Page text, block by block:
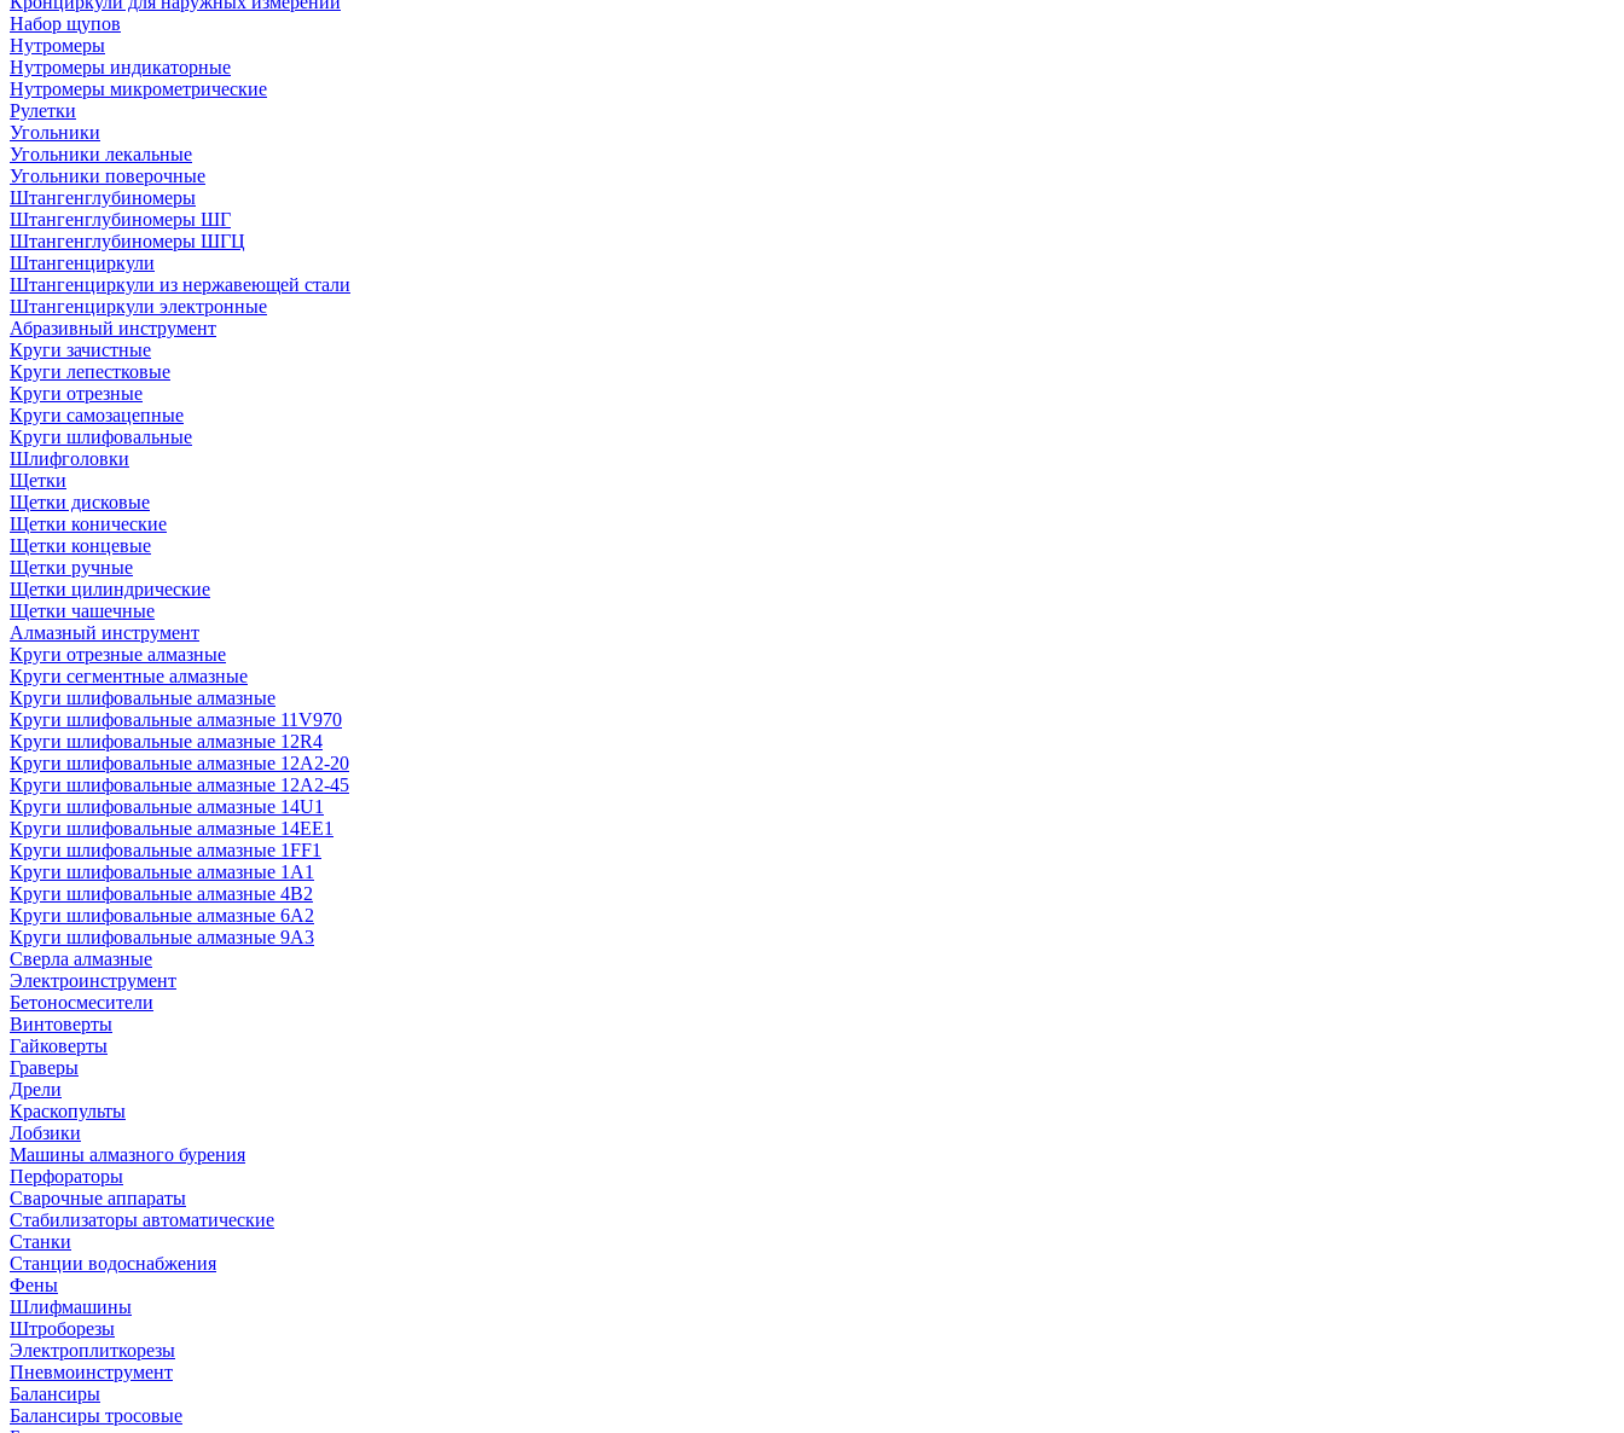
Набор щупов
Нутромеры
Нутромеры индикаторные
Нутромеры микрометрические
Рулетки
Угольники
Угольники лекальные
Угольники поверочные
Штангенглубиномеры
Штангенглубиномеры ШГ
Штангенглубиномеры ШГЦ
Штангенциркули
Штангенциркули из нержавеющей стали
Штангенциркули электронные
Абразивный инструмент
Круги зачистные
Круги лепестковые
Круги отрезные
Круги самозацепные
Круги шлифовальные
Шлифголовки
Щетки
Щетки дисковые
Щетки конические
Щетки концевые
Щетки ручные
Щетки цилиндрические
Щетки чашечные
Алмазный инструмент
Круги отрезные алмазные
Круги сегментные алмазные
Круги шлифовальные алмазные
Круги шлифовальные алмазные 11V970
Круги шлифовальные алмазные 12R4
Круги шлифовальные алмазные 12А2-20
Круги шлифовальные алмазные 12А2-45
Круги шлифовальные алмазные 14U1
Круги шлифовальные алмазные 14ЕЕ1
Круги шлифовальные алмазные 1FF1
Круги шлифовальные алмазные 1А1
Круги шлифовальные алмазные 4В2
Круги шлифовальные алмазные 6A2
Круги шлифовальные алмазные 9А3
Сверла алмазные
Электроинструмент
Бетоносмесители
Винтоверты
Гайковерты
Граверы
Дрели
Краскопульты
Лобзики
Машины алмазного бурения
Перфораторы
Сварочные аппараты
Стабилизаторы автоматические
Станки
Станции водоснабжения
Фены
Шлифмашины
Штроборезы
Электроплиткорезы
Пневмоинструмент
Балансиры
Балансиры тросовые